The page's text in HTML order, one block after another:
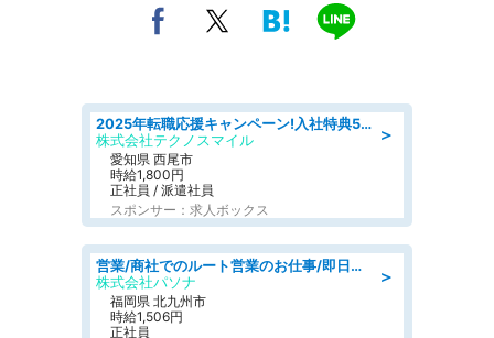
＞
2025年転職応援キャンペーン!入社特典58万円/デンソーで働こう!自動車工場で小型部品の検査業務 denso aichi
株式会社テクノスマイル
愛知県 西尾市
時給1,800円
正社員 / 派遣社員
スポンサー：求人ボックス
＞
営業/商社でのルート営業のお仕事/即日勤務可/車通勤可/営業
株式会社パソナ
福岡県 北九州市
時給1,506円
正社員